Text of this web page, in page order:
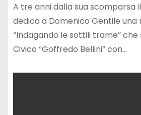
A tre anni dalla sua scomparsa
dedica a Domenico Gentile
“Indagando le sottili trame” che
Civico “Goffredo Bellini” con…